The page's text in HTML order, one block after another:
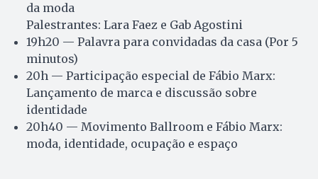
da moda
Palestrantes: Lara Faez e Gab Agostini
19h20 — Palavra para convidadas da casa (Por 5
minutos)
20h — Participação especial de Fábio Marx:
Lançamento de marca e discussão sobre
identidade
20h40 — Movimento Ballroom e Fábio Marx:
moda, identidade, ocupação e espaço